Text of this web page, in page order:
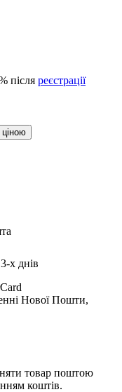
після реєстрації
х днів
Нової Пошти,
товар поштою
коштів.